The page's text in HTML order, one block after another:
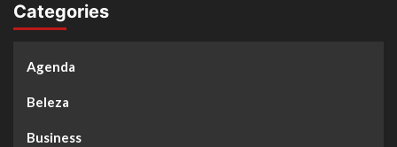
Categories
Agenda
Beleza
Business